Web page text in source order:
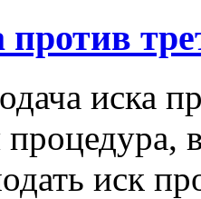
против
иска
иск